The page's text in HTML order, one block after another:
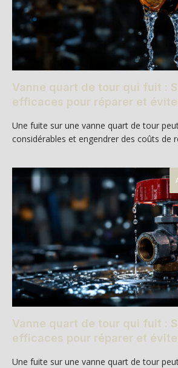
Vanne quart de tour qui fuit :
efficaces pour réparer et
Une fuite sur une vanne quart de tour
considérables et engendrer des coûts de
Vanne quart de tour qui fuit :
efficaces pour réparer et
Une fuite sur une vanne quart de tour